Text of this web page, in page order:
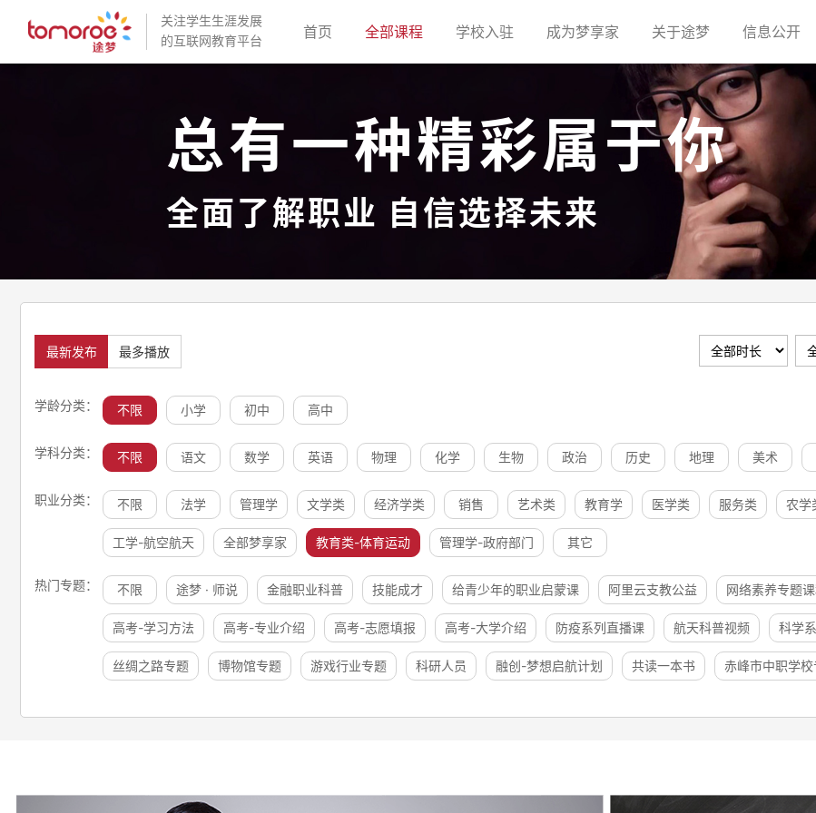
关注学生生涯发展
的互联网教育平台
首页(current)全部课程(current)学校入驻(current)成为梦享家(current)关于途梦(current)信息公开
总有一种精彩属于你
全面了解职业 自信选择未来
最新发布 最多播放
学龄分类： 不限 小学 初中 高中
学科分类： 不限 语文 数学 英语 物理 化学 生物 政治 历史 地理 美术
职业分类： 不限 法学 管理学 文学类 经济学类 销售 艺术类 教育学 医学类 服务类 农学
工学-航空航天 全部梦享家 教育类-体育运动 管理学-政府部门 其它
热门专题： 不限 途梦 · 师说 金融职业科普 技能成才 给青少年的职业启蒙课 阿里云支教公益 网络素养专题
高考-学习方法 高考-专业介绍 高考-志愿填报 高考-大学介绍 防疫系列直播课 航天科普视频 科学
丝绸之路专题 博物馆专题 游戏行业专题 科研人员 融创-梦想启航计划 共读一本书 赤峰市中职学